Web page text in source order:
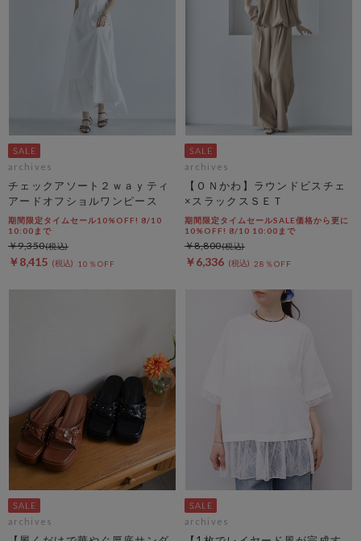
archives
チェックアソート２ｗａｙティ
アードオフショルワンピース
期間限定タイムセール10%OFF! 8/10
10:00まで
￥8,415 10％OFF
￥9,350
archives
【ＯＮかわ】ラウンドビスチェ
×スラックスＳＥＴ
期間限定タイムセールSALE価格から更に
10%OFF! 8/10 10:00まで
￥6,336 28％OFF
￥8,800
archives archives